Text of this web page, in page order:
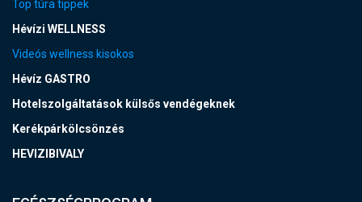
Top túra tippek
Hévízi WELLNESS
Videós wellness kisokos
Hévíz GASTRO
Hotelszolgáltatások külsős vendégeknek
Kerékpárkölcsönzés
HEVIZIBIVALY